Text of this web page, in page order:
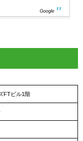
Google
FTビル1階